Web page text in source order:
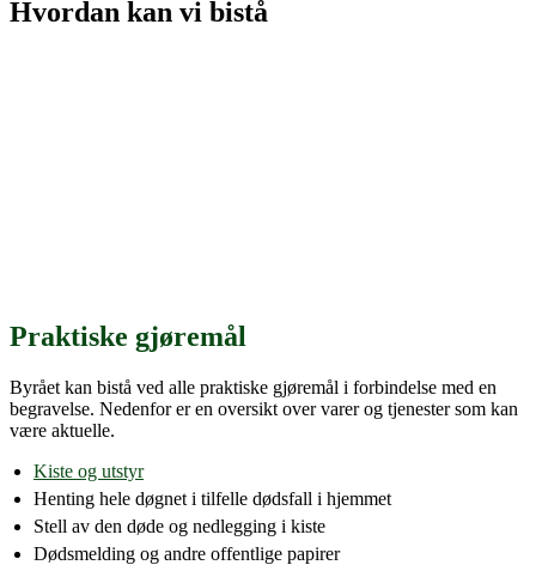
Hvordan kan vi bistå
Praktiske gjøremål
Byrået kan bistå ved alle praktiske gjøremål i forbindelse med en
begravelse. Nedenfor er en oversikt over varer og tjenester som kan
være aktuelle.
Kiste og utstyr
Henting hele døgnet i tilfelle dødsfall i hjemmet
Stell av den døde og nedlegging i kiste
Dødsmelding og andre offentlige papirer